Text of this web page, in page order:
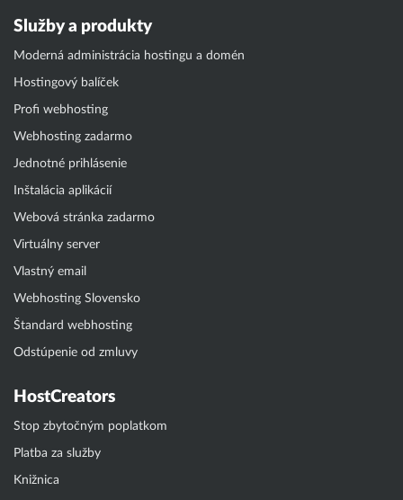
Služby a produkty
Moderná administrácia hostingu a domén
Hostingový balíček
Profi webhosting
Webhosting zadarmo
Jednotné prihlásenie
Inštalácia aplikácií
Webová stránka zadarmo
Virtuálny server
Vlastný email
Webhosting Slovensko
Štandard webhosting
Odstúpenie od zmluvy
HostCreators
Stop zbytočným poplatkom
Platba za služby
Knižnica